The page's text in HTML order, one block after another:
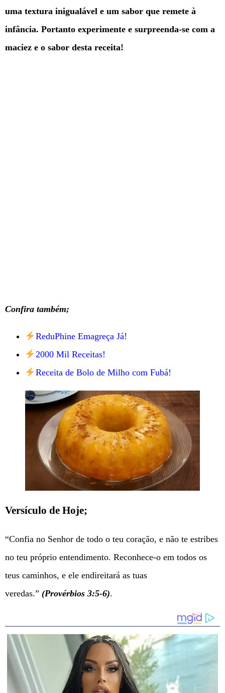
uma textura inigualável e um sabor que remete à
infância. Portanto experimente e surpreenda-se com a
maciez e o sabor desta receita!
Confira também;
ReduPhine Emagreça Já!
2000 Mil Receitas!
Receita de Bolo de Milho com Fubá!
Versículo de Hoje;
“Confia no Senhor de todo o teu coração, e não te estribes
no teu próprio entendimento. Reconhece-o em todos os
teus caminhos, e ele endireitará as tuas
veredas.” (Provérbios 3:5-6).